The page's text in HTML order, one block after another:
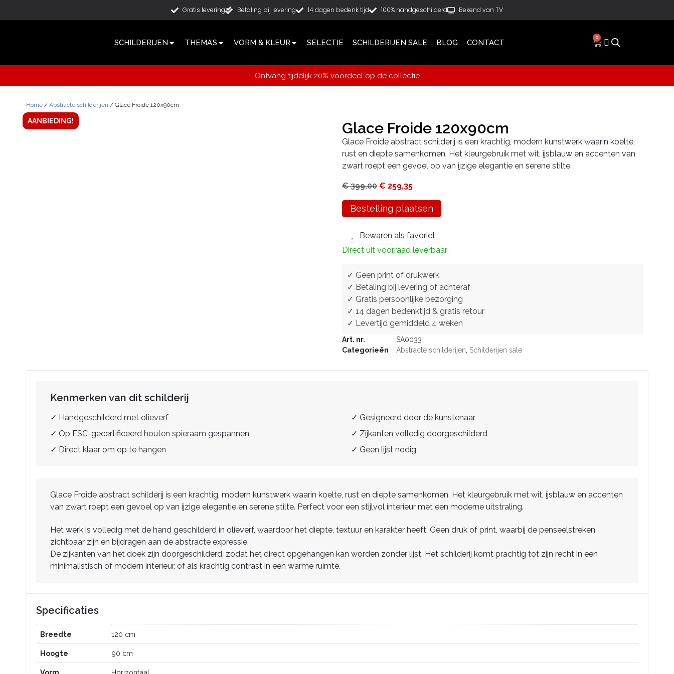
Gratis levering Betaling bij levering 14 dagen bedenk tijd 100% handgeschilderd Bekend van TV
SCHILDERIJEN THEMA’S VORM & KLEUR SELECTIE SCHILDERIJEN SALE BLOG CONTACT
0
Ontvang tijdelijk 20% voordeel op de collectie
Home / Abstracte schilderijen / Glace Froide 120x90cm
AANBIEDING! Glace Froide 120x90cm
Glace Froide abstract schilderij is een krachtig, modern kunstwerk waarin koelte,
rust en diepte samenkomen. Het kleurgebruik met wit, ijsblauw en accenten van
zwart roept een gevoel op van ijzige elegantie en serene stilte.
€399,00 € 259,35
Bestelling plaatsen
Bewaren als favoriet
Direct uit voorraad leverbaar
✓ Geen print of drukwerk
✓ Betaling bij levering of achteraf
✓ Gratis persoonlijke bezorging
✓ 14 dagen bedenktijd & gratis retour
✓ Levertijd gemiddeld 4 weken
Art. nr.
SA0033
Categorieën
Abstracte schilderijen Schilderijen sale
Kenmerken van dit schilderij
✓ Handgeschilderd met olieverf
✓ Gesigneerd door de kunstenaar
✓ Op FSC-gecertificeerd houten spieraam gespannen
✓ Zijkanten volledig doorgeschilderd
✓ Direct klaar om op te hangen
✓ Geen lijst nodig
Glace Froide abstract schilderij is een krachtig, modern kunstwerk waarin koelte, rust en diepte samenkomen. Het kleurgebruik met wit, ijsblauw en accenten
van zwart roept een gevoel op van ijzige elegantie en serene stilte. Perfect voor een stijlvol interieur met een moderne uitstraling.
Het werk is volledig met de hand geschilderd in olieverf, waardoor het diepte, textuur en karakter heeft. Geen druk of print, waarbij de penseelstreken
zichtbaar zijn en bijdragen aan de abstracte expressie.
De zijkanten van het doek zijn doorgeschilderd, zodat het direct opgehangen kan worden zonder lijst. Het schilderij komt prachtig tot zijn recht in een
minimalistisch of modern interieur, of als krachtig contrast in een warme ruimte.
Specificaties
Breedte 120 cm
Hoogte 90 cm
Vorm Horizontaal